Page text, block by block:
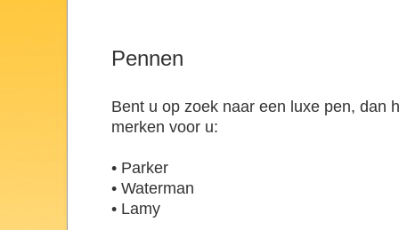
Pennen
Bent u op zoek naar een luxe pen, dan
merken voor u:
• Parker
• Waterman
• Lamy